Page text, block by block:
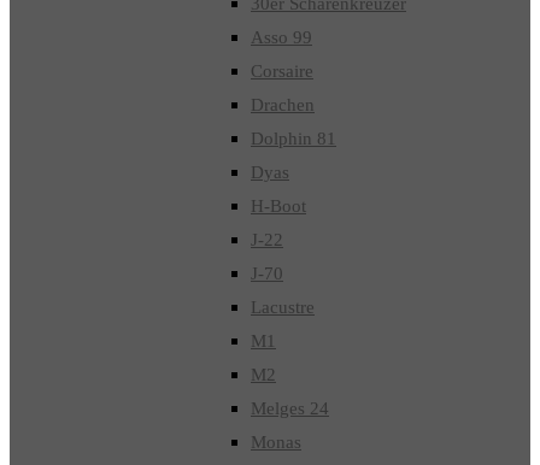
Asso 99
Corsaire
Drachen
Dolphin 81
Dyas
H-Boot
J-22
J-70
Lacustre
M1
M2
Melges 24
Monas